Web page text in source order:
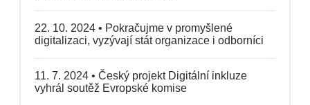
22. 10. 2024 • Pokračujme v promyšlené
digitalizaci, vyzývají stát organizace i odborníci
11. 7. 2024 • Český projekt Digitální inkluze
vyhrál soutěž Evropské komise